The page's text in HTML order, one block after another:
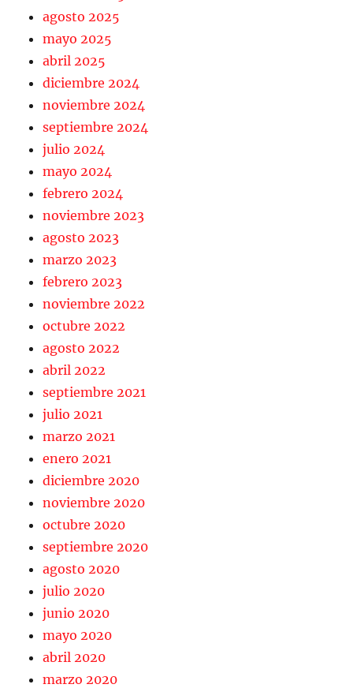
agosto 2025
mayo 2025
abril 2025
diciembre 2024
noviembre 2024
septiembre 2024
julio 2024
mayo 2024
febrero 2024
noviembre 2023
agosto 2023
marzo 2023
febrero 2023
noviembre 2022
octubre 2022
agosto 2022
abril 2022
septiembre 2021
julio 2021
marzo 2021
enero 2021
diciembre 2020
noviembre 2020
octubre 2020
septiembre 2020
agosto 2020
julio 2020
junio 2020
mayo 2020
abril 2020
marzo 2020